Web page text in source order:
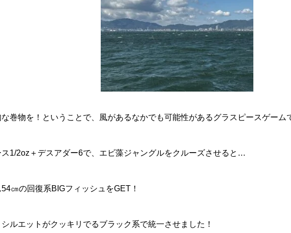
巻物を！ということで、風があるなかでも可能性があるグラスピースゲーム
ス1/2oz＋デスアダー6で、エビ藻ジャングルをクルーズさせると…
㎝の回復系BIGフィッシュをGET！
ルエットがクッキリでるブラック系で統一させました！